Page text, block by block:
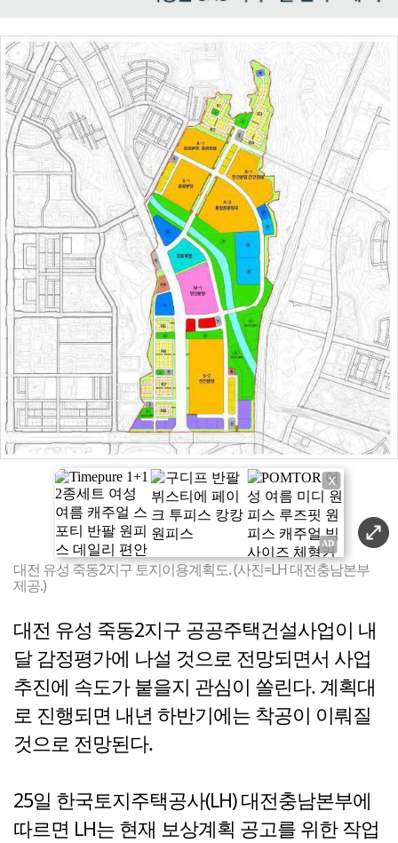
X
대전 유성 죽동2지구 토지이용계획도. (사진=LH 대전충남본부
제공.)
대전 유성 죽동2지구 공공주택건설사업이 내
달 감정평가에 나설 것으로 전망되면서 사업
추진에 속도가 붙을지 관심이 쏠린다. 계획대
로 진행되면 내년 하반기에는 착공이 이뤄질
것으로 전망된다.
25일 한국토지주택공사(LH) 대전충남본부에
따르면 LH는 현재 보상계획 공고를 위한 작업